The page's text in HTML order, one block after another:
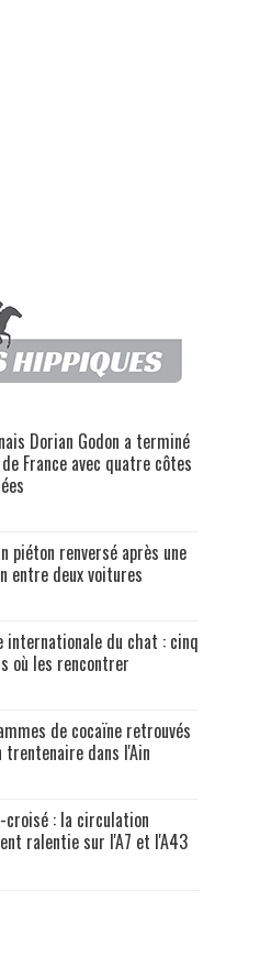
Dorian Godon a terminé
France avec quatre côtes
piéton renversé après une
entre deux voitures
internationale du chat : cinq
où les rencontrer
de cocaïne retrouvés
trentenaire dans l'Ain
croisé : la circulation
ralentie sur l'A7 et l'A43